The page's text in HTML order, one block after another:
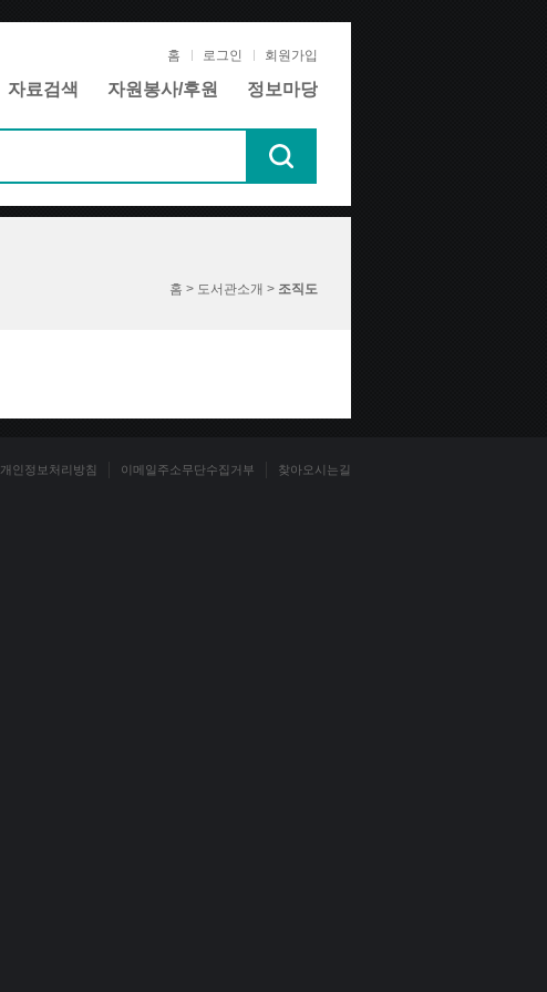
홈 로그인 회원가입
자료검색 자원봉사/후원 정보마당
홈 > 도서관소개 > 조직도
개인정보처리방침 이메일주소무단수집거부 찾아오시는길